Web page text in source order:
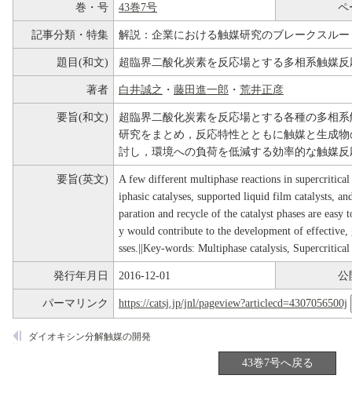
巻・号 43巻7号 ペ
記事分類・特集 解説：企業における触媒研究のブレークスルー
題目(和文) 超臨界二酸化炭素を反応場とする多相系触媒
著者 白井誠之 ・ 藤田進一郎 ・ 荒井正彦
要旨(和文)
超臨界二酸化炭素を反応場とする各種の多相
研究をまとめ，反応特性とともに触媒と生成
討し，環境への負荷を低減する効率的な触媒
要旨(英文)
A few different multiphase reactions in
iphasic catalyses, supported liquid film catalysts,
paration and recycle of the catalyst phases are easy
y would contribute to the development of effective,
sses.||Key-words: Multiphase catalysis,
発行年月日 2016-12-01 公
パーマリンク https://catsj.jp/jnl/pageview?articlecd=4307056500j
ダイオキシン分解触媒の開発
43巻7号へ戻る